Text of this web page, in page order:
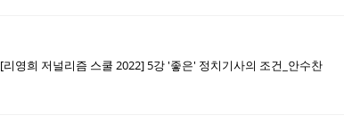
[리영희 저널리즘 스쿨 2022] 5강 '좋은' 정치기사의 조건_안수찬